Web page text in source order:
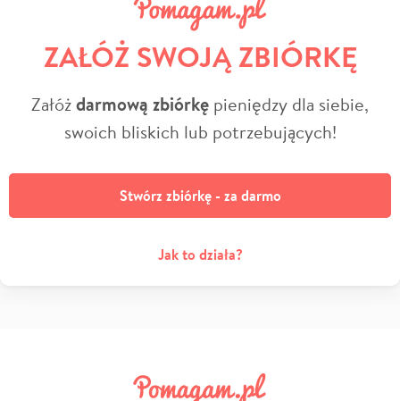
ZAŁÓŻ SWOJĄ ZBIÓRKĘ
Załóżdarmową zbiórkę pieniędzy dla siebie,
swoich bliskich lub potrzebujących!
Stwórz zbiórkę - za darmo
Jak to działa?